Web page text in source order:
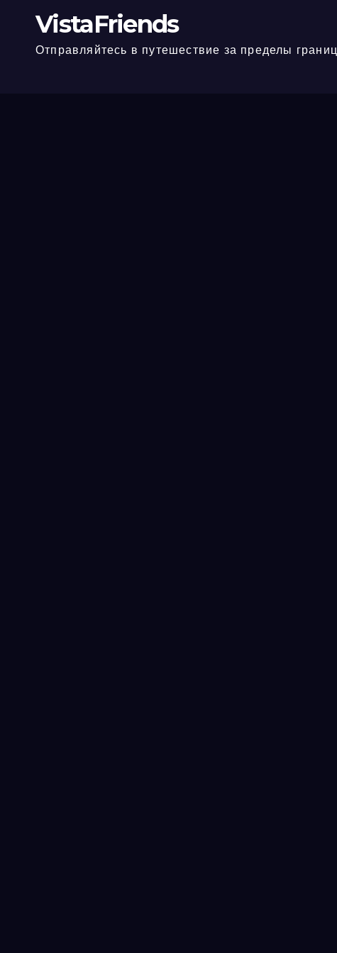
VistaFriends
Отправляйтесь в путешествие за пределы границ